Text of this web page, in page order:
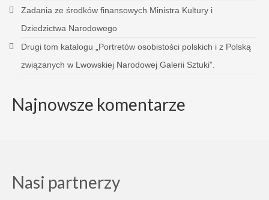
Zadania ze środków finansowych Ministra Kultury i
Dziedzictwa Narodowego
Drugi tom katalogu „Portretów osobistości polskich i z Polską
związanych w Lwowskiej Narodowej Galerii Sztuki”.
Najnowsze komentarze
Nasi partnerzy